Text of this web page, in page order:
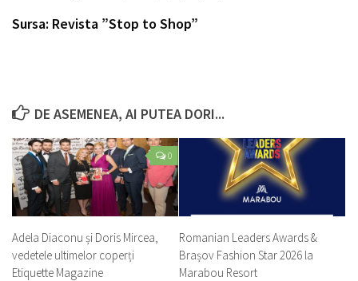
Sursa: Revista ”Stop to Shop”
DE ASEMENEA, AI PUTEA DORI...
0
Adela Diaconu și Doris Mircea,
vedetele ultimelor coperți
Etiquette Magazine
Romanian Leaders Awards &
Brașov Fashion Star 2026 la
Marabou Resort